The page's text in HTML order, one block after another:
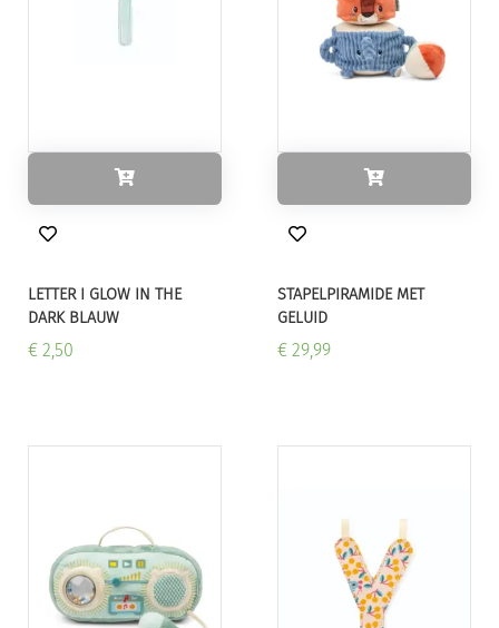
LETTER I GLOW IN THE
DARK BLAUW
€ 2,50
STAPELPIRAMIDE MET
GELUID
€ 29,99